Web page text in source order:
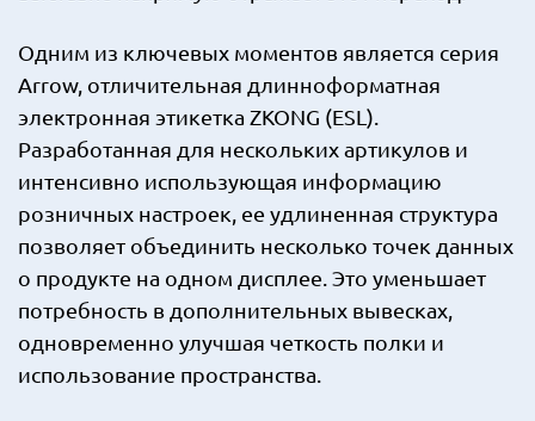
Одним из ключевых моментов является серия
Arrow, отличительная длинноформатная
электронная этикетка ZKONG (ESL).
Разработанная для нескольких артикулов и
интенсивно использующая информацию
розничных настроек, ее удлиненная структура
позволяет объединить несколько точек данных
о продукте на одном дисплее. Это уменьшает
потребность в дополнительных вывесках,
одновременно улучшая четкость полки и
использование пространства.